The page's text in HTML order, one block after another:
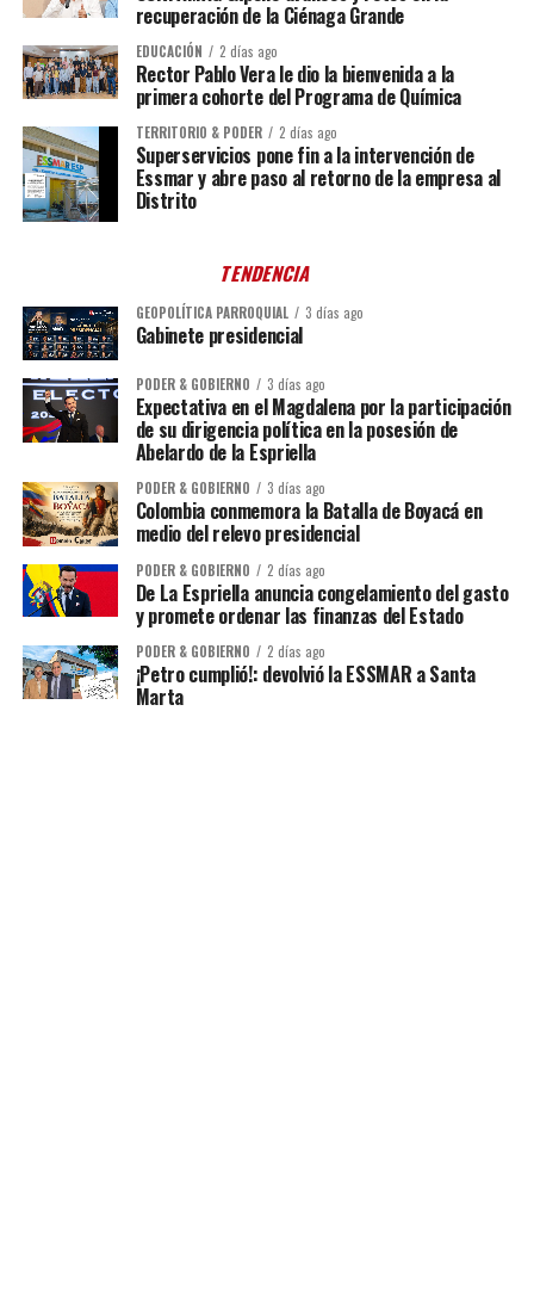
recuperación de la Ciénaga Grande
EDUCACIÓN 2 días ago
Rector Pablo Vera le dio la bienvenida a la
primera cohorte del Programa de Química
TERRITORIO & PODER 2 días ago
Superservicios pone fin a la intervención de
Essmar y abre paso al retorno de la empresa al
Distrito
TENDENCIA
GEOPOLÍTICA PARROQUIAL 3 días ago
Gabinete presidencial
PODER & GOBIERNO 3 días ago
Expectativa en el Magdalena por la participación
de su dirigencia política en la posesión de
Abelardo de la Espriella
PODER & GOBIERNO 3 días ago
Colombia conmemora la Batalla de Boyacá en
medio del relevo presidencial
PODER & GOBIERNO 2 días ago
De La Espriella anuncia congelamiento del gasto
y promete ordenar las finanzas del Estado
PODER & GOBIERNO 2 días ago
¡Petro cumplió!: devolvió la ESSMAR a Santa
Marta